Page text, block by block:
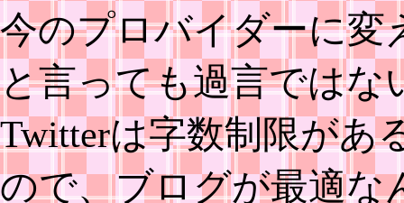
今のプロバイダーに変
と言っても過言ではな
Twitterは字数制限があ
ので、ブログが最適な